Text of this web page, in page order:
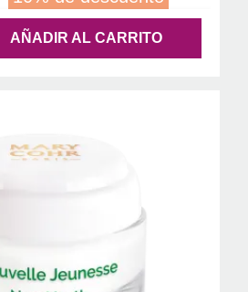
AÑADIR AL CARRITO